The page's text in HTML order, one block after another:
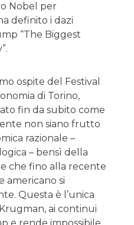
Nobel per
definito i dazi
“The Biggest
ospite del Festival
di Torino,
fin da subito come
non siano frutto
razionale –
– bensì della
che fino alla recente
americano si
Questa è l’unica
ai continui